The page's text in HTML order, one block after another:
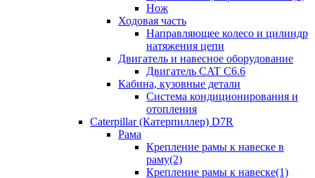
Нож
Ходовая часть
Направляющее колесо и цилиндр
натяжения цепи
Двигатель и навесное оборудование
Двигатель CAT C6.6
Кабина, кузовные детали
Система кондиционирования и
отопления
Caterpillar (Катерпиллер) D7R
Рама
Крепление рамы к навеске в
раму(2)
Крепление рамы к навеске(1)